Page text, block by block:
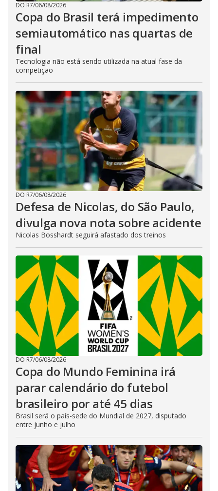
DO R7/06/08/2026
Copa do Brasil terá impedimento
semiautomático nas quartas de
final
Tecnologia não está sendo utilizada na atual fase da
competição
DO R7/06/08/2026
Defesa de Nicolas, do São Paulo,
divulga nova nota sobre acidente
Nicolas Bosshardt seguirá afastado dos treinos
DO R7/06/08/2026
Copa do Mundo Feminina irá
parar calendário do futebol
brasileiro por até 45 dias
Brasil será o país-sede do Mundial de 2027, disputado
entre junho e julho